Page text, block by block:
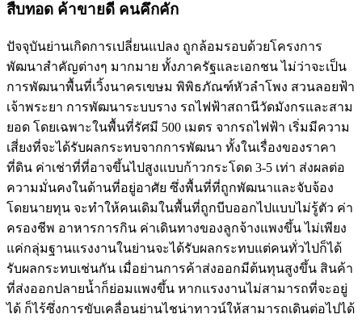
สืบทอด ค้าขายดี คนคึกคัก
ปัจจุบันย่านเกิดการเปลี่ยนแปลง ถูกล้อมรอบด้วยโครงการ
พัฒนาสำคัญต่างๆ มากมาย ทั้งภาครัฐและเอกชน ไม่ว่าจะเป็น
การพัฒนาพื้นที่เวิ้งนาครเขษม พิพิธภัณฑ์หัวลำโพง สวนลอยฟ้า
เจ้าพระยา การพัฒนาระบบราง รถไฟฟ้าสถานีวัดมังกรและสาม
ยอด โดยเฉพาะในพื้นที่รัศมี 500 เมตร จากรถไฟฟ้า เริ่มมีความ
เสี่ยงที่จะได้รับผลกระทบจากการพัฒนา ทั้งในเรื่องของราคา
ที่ดิน ค่าเช่าที่ที่อาจขึ้นไปสูงแบบก้าวกระโดด 3-5 เท่า ส่งผลต่อ
ความมั่นคงในด้านที่อยู่อาศัย ซึ่งพื้นที่ที่ถูกพัฒนาและจับจ้อง
โดยนายทุน จะทำให้คนเดิมในพื้นที่ถูกบีบออกไปแบบไม่รู้ตัว ค่า
ครองชีพ อาหารการกิน ค่าเดินทางของลูกจ้างแพงขึ้น ไม่เพียง
แค่กลุ่มฐานแรงงานในย่านจะได้รับผลกระทบแต่คนทั่วไปก็ได้
รับผลกระทบเช่นกัน เมื่อย่านการค้าส่งออกมีต้นทุนสูงขึ้น สินค้า
ที่ส่งออกปลายน้ำก็ย่อมแพงขึ้น หากแรงงานไม่สามารถที่จะอยู่
ได้ ก็ไร้ซึ่งการขับเคลื่อนย่านไชน่าทาวน์ให้สามารถเดินต่อไปได้